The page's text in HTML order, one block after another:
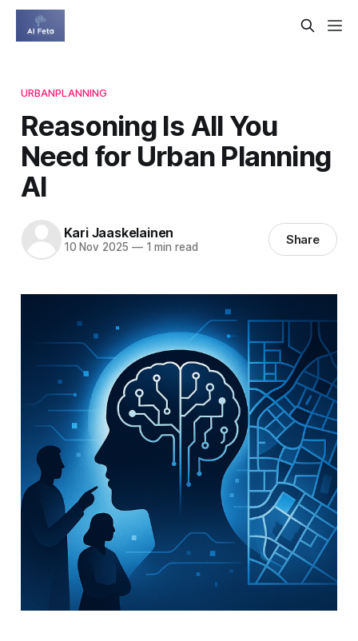
URBANPLANNING
Reasoning Is All You
Need for Urban Planning
AI
Kari Jaaskelainen
10 Nov 2025 —1 min read Share